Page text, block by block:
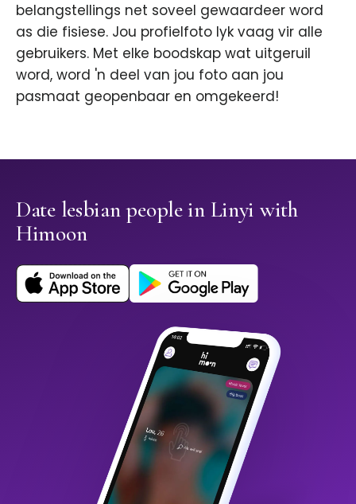
belangstellings net soveel gewaardeer word
as die fisiese. Jou profielfoto lyk vaag vir alle
gebruikers. Met elke boodskap wat uitgeruil
word, word 'n deel van jou foto aan jou
pasmaat geopenbaar en omgekeerd!
Date lesbian people in Linyi with
Himoon